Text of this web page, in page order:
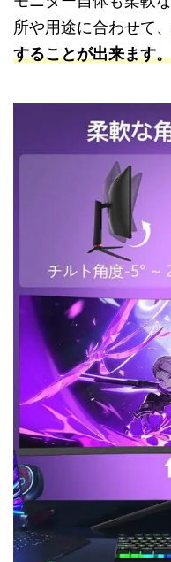
所や用途に合わせて、
することが出来ます。